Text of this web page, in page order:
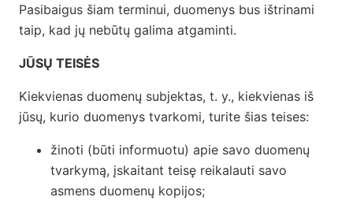
Pasibaigus šiam terminui, duomenys bus ištrinami
taip, kad jų nebūtų galima atgaminti.
JŪSŲ TEISĖS
Kiekvienas duomenų subjektas, t. y., kiekvienas iš
jūsų, kurio duomenys tvarkomi, turite šias teises:
žinoti (būti informuotu) apie savo duomenų
tvarkymą, įskaitant teisę reikalauti savo
asmens duomenų kopijos;